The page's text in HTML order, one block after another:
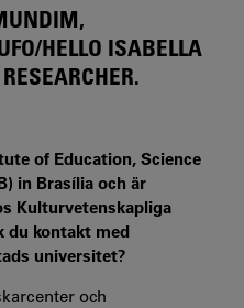
HELLO ISABELLA
of Education, Science
in Brasília och är
Kulturvetenskapliga
du kontakt med
universitet?
och